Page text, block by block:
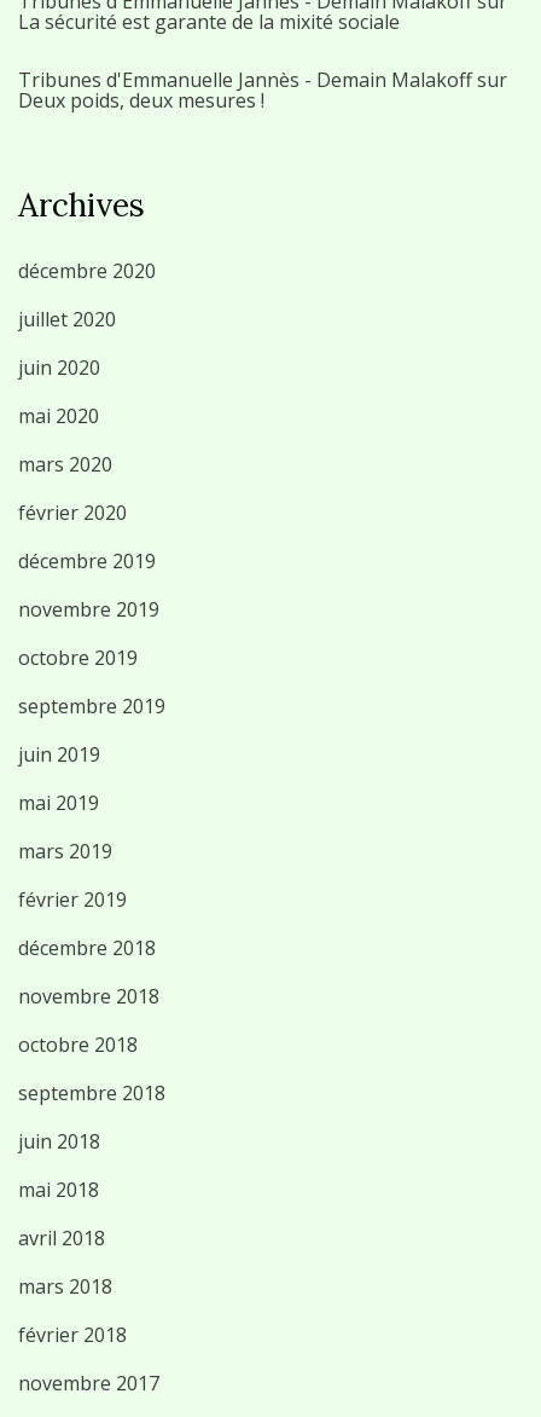
La sécurité est garante de la mixité sociale
Tribunes d'Emmanuelle Jannès - Demain Malakoffsur
Deux poids, deux mesures !
Archives
décembre 2020
juillet 2020
juin 2020
mai 2020
mars 2020
février 2020
décembre 2019
novembre 2019
octobre 2019
septembre 2019
juin 2019
mai 2019
mars 2019
février 2019
décembre 2018
novembre 2018
octobre 2018
septembre 2018
juin 2018
mai 2018
avril 2018
mars 2018
février 2018
novembre 2017